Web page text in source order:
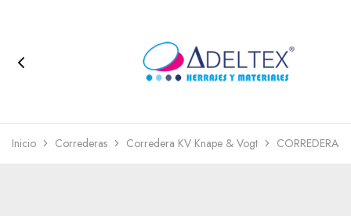
Inicio Correderas Corredera KV Knape & Vogt